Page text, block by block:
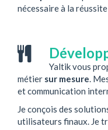
nécessaire à la
Yaltik vous
métier sur mesure .
et communication
Je conçois des
utilisateurs finaux. Je